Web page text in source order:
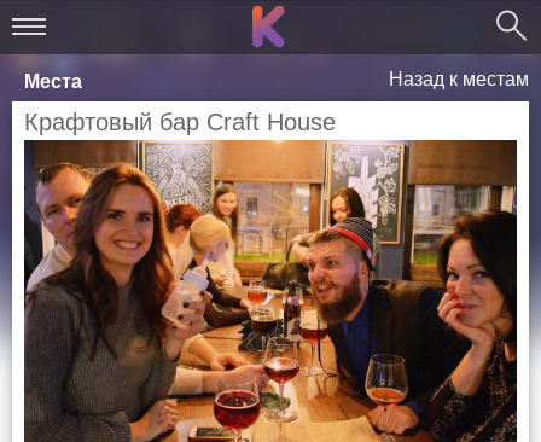
Места Назад к местам
Крафтовый бар Craft House